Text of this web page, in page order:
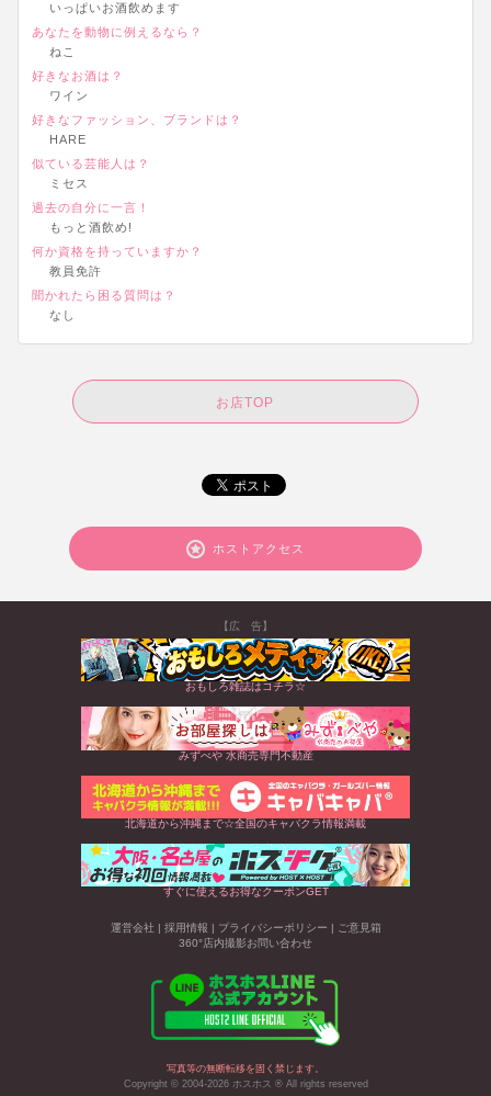
いっぱいお酒飲めます
あなたを動物に例えるなら？
ねこ
好きなお酒は？
ワイン
好きなファッション、ブランドは？
HARE
似ている芸能人は？
ミセス
過去の自分に一言！
もっと酒飲め!
何か資格を持っていますか？
教員免許
聞かれたら困る質問は？
なし
お店TOP
ホストアクセス
【広 告】
おもしろ雑誌はコチラ☆
みずべや 水商売専門不動産
北海道から沖縄まで☆全国のキャバクラ情報満載
すぐに使えるお得なクーポンGET
運営会社 | 採用情報 | プライバシーポリシー | ご意見箱
360°店内撮影お問い合わせ
写真等の無断転移を固く禁じます。
Copyright © 2004-2026 ホスホス ® All rights reserved